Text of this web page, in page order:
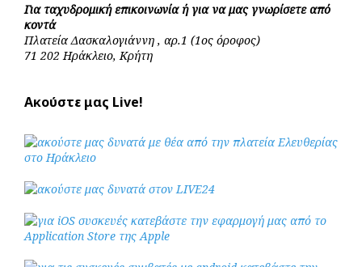
Για ταχυδρομική επικοινωνία ή για να μας γνωρίσετε από
κοντά
Πλατεία Δασκαλογιάννη , αρ.1 (1ος όροφος)
71 202 Ηράκλειο, Κρήτη
Ακούστε μας Live!